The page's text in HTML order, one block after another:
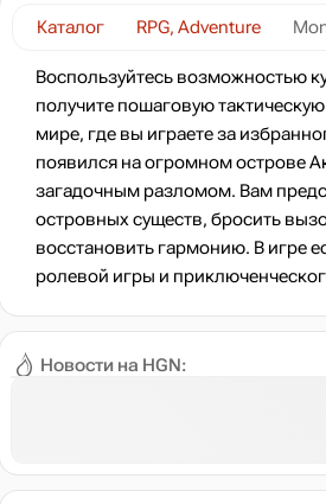
Новости на HGN:
Каталог RPG, Adventure
Воспользуйтесь возможностью
получите пошаговую
мире, где вы играете за
появился на огромном острове
загадочным разломом. Вам
островных существ, бросить
восстановить гармонию. В игре
ролевой игры и